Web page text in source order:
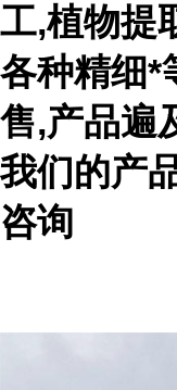
工,植物提
各种精细*
售,产品遍
我们的产
咨询